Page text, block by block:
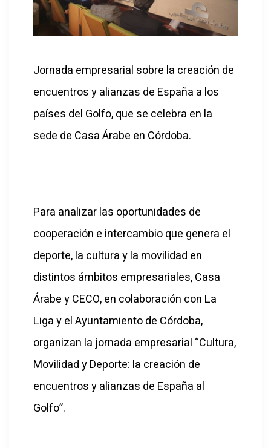
Jornada empresarial sobre la creación de
encuentros y alianzas de España a los
países del Golfo, que se celebra en la
sede de Casa Árabe en Córdoba.
Para analizar las oportunidades de
cooperación e intercambio que genera el
deporte, la cultura y la movilidad en
distintos ámbitos empresariales, Casa
Árabe y CECO, en colaboración con La
Liga y el Ayuntamiento de Córdoba,
organizan la jornada empresarial “Cultura,
Movilidad y Deporte: la creación de
encuentros y alianzas de España al
Golfo”.